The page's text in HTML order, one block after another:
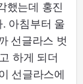
했는데 홍진
아침부터 울
선글라스 벗
하게 되더
선글라스에